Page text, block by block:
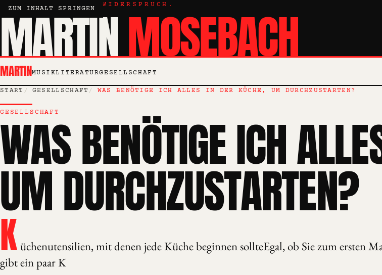
ZUM INHALT SPRINGEN
KRITIK, ESSAY, WIDERSPRUCH.
MARTINMOSEBACH
MARTINMUSIKLITERATURGESELLSCHAFT
START GESELLSCHAFT WAS BENÖTIGE ICH ALLES IN DER KÜCHE, UM DURCHZUSTARTEN?
GESELLSCHAFT
WAS BENÖTIGE ICH
UM DURCHZUSTARTEN?
K üchenutensilien, mit denen jede Küche beginnen sollteEgal, ob Sie zum ersten
gibt ein paar K